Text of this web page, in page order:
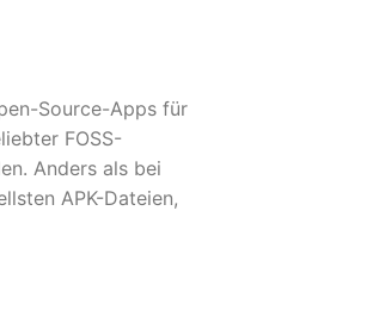
Source-Apps für
FOSS-
Anders als bei
APK-Dateien,